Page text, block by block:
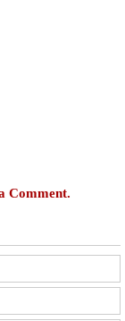
Comment.